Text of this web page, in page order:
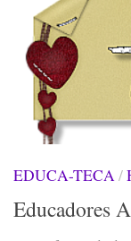
EDUCA-TECA/
Educadores